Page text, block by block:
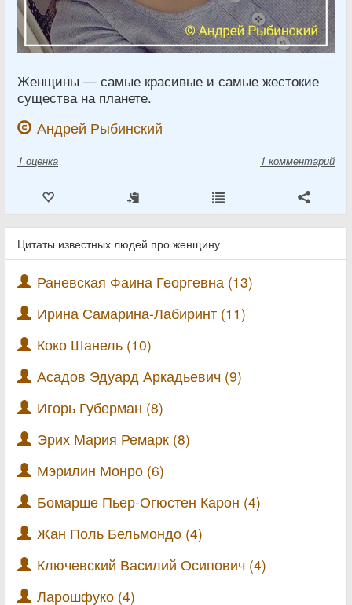
Женщины — самые красивые и самые жестокие
существа на планете.
Андрей Рыбинский
1 оценка 1 комментарий
Цитаты известных людей про женщину
Раневская Фаина Георгевна (13)
Ирина Самарина-Лабиринт (11)
Коко Шанель (10)
Асадов Эдуард Аркадьевич (9)
Игорь Губерман (8)
Эрих Мария Ремарк (8)
Мэрилин Монро (6)
Бомарше Пьер-Огюстен Карон (4)
Жан Поль Бельмондо (4)
Ключевский Василий Осипович (4)
Ларошфуко (4)